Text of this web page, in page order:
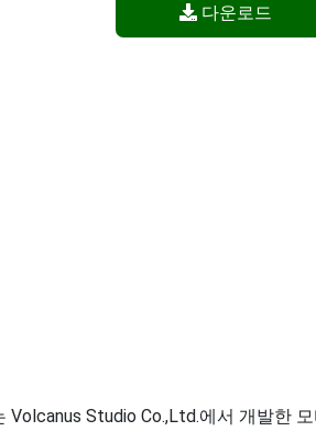
다운로드
Volcanus Studio Co.,Ltd.에서 개발한